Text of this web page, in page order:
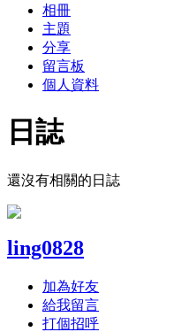
相冊
主題
分享
留言板
個人資料
日誌
還沒有相關的日誌
ling0828
加為好友
給我留言
打個招呼